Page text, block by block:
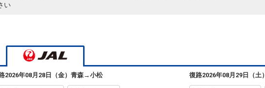
い
2026年08月28日（金） 青森→小松
144便
青森
20:00
復路2026年08月29日（土）